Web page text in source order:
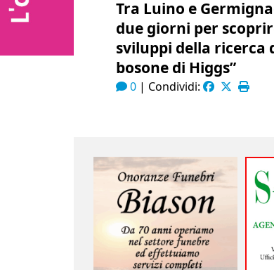
Tra Luino e
due giorni per
sviluppi della ricerca
bosone di Higgs”
0| Condividi: